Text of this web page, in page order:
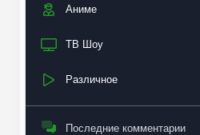
Аниме
ТВ Шоу
Различное
Последние комментарии